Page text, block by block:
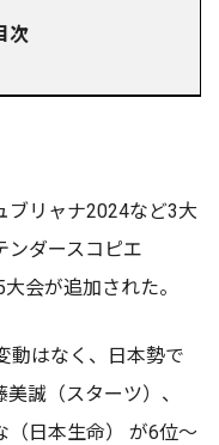
次
ブリャナ2024など3大
ンダースコピエ
会が追加された。
動はなく、日本勢で
誠（スターツ）、
（日本生命） が6位～